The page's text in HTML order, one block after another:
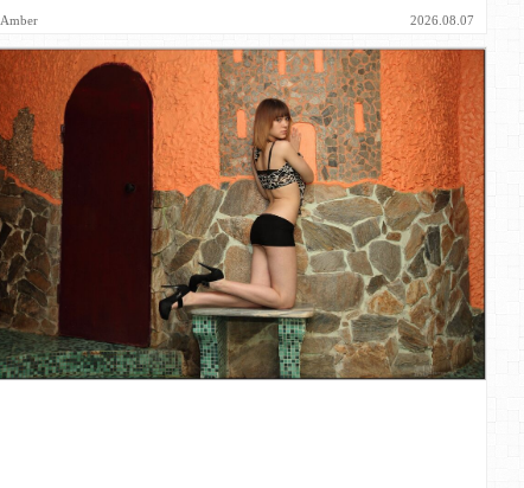
Amber 2026.08.07